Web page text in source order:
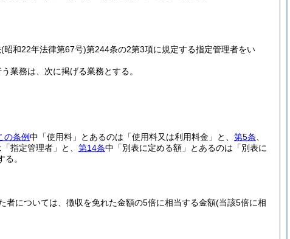
(昭和22年法律第67号)第244条の2第3項に規定する指定管理者をい
業務は、次に掲げる業務とする。
の条例中「使用料」とあるのは「使用料又は利用料金」と、 第5条
指定管理者」と、 第14条中「別表に定める額」とあるのは「別表に
。
者については、徴収を免れた金額の5倍に相当する金額(当該5倍に相